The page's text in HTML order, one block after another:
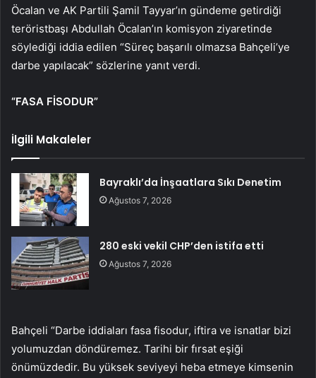
Öcalan ve AK Partili Şamil Tayyar’ın gündeme getirdiği
teröristbaşı Abdullah Öcalan’ın komisyon ziyaretinde
söylediği iddia edilen “Süreç başarılı olmazsa Bahçeli’ye
darbe yapılacak” sözlerine yanıt verdi.
“FASA FİSODUR”
İlgili Makaleler
Bayraklı’da İnşaatlara Sıkı Denetim
Ağustos 7, 2026
280 eski vekil CHP’den istifa etti
Ağustos 7, 2026
Bahçeli “Darbe iddiaları fasa fisodur, iftira ve isnatlar bizi
yolumuzdan döndüremez. Tarihi bir fırsat eşiği
önümüzdedir. Bu yüksek seviyeyi heba etmeye kimsenin